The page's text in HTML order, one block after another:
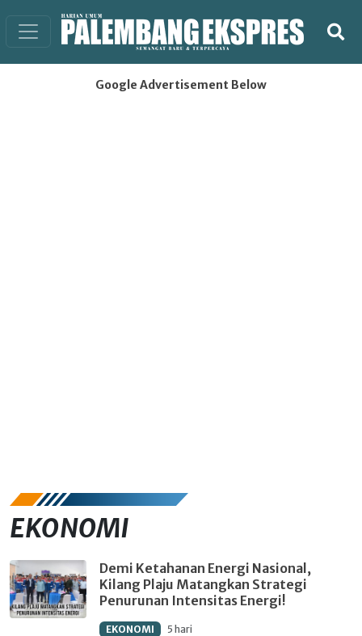
Google Advertisement Below
EKONOMI
Demi Ketahanan Energi Nasional,
Kilang Plaju Matangkan Strategi
Penurunan Intensitas Energi!
EKONOMI 5 hari